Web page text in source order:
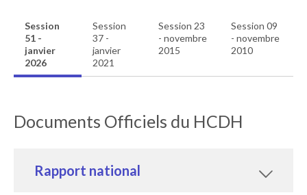
Session
51 -
janvier
2026
Session
37 -
janvier
2021
Session 23
- novembre
2015
Session 09
- novembre
2010
Documents Officiels du HCDH
Rapport national